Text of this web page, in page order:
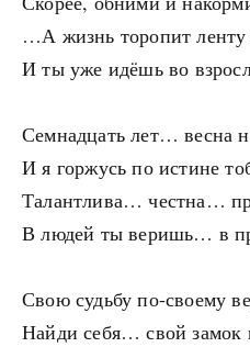
…А жизнь торопит
И ты уже идёшь во
Семнадцать лет… весна
И я горжусь по истине
Талантлива… честна…
В людей ты веришь… в
Свою судьбу по-своему
Найди себя… свой